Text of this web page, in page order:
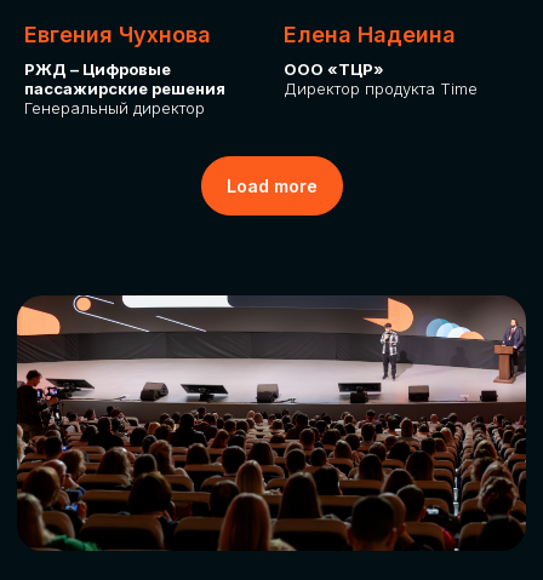
Евгения Чухнова
РЖД – Цифровые
пассажирские решения
Генеральный директор
Елена Надеина
ООО «ТЦР»
Директор продукта Time
Load more